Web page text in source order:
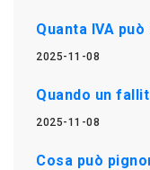
Quanta IVA
2025-11-08
Quando un
2025-11-08
Cosa può